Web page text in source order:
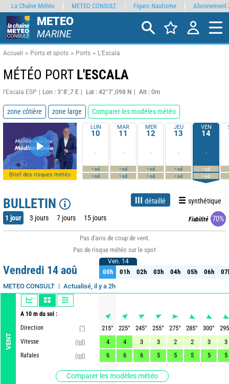
METEO
MARINE
Accueil Ports et spots Ports L'Escala
MÉTÉO PORT L'ESCALA
l'Escala ESP Lon : 3°8’,7 E Lat : 42°7’,098 N Alt : 0m
zone côtière zone large Comparer les modèles météo
Brief des risques météo
LUN
10
-
-nd
-nd
MAR
11
-
-nd
-nd
MER
12
-
-nd
-nd
JEU
13
-
-nd
-nd
VEN
14
-
-nd
-nd
BULLETIN détaillé synthétique
1 jour 3 jours 7 jours 15 jours Fiabilité 70%
Pas d'avis de coup de vent.
Pas de risque météo sur le spot
Vendredi 14 aoû
METEO CONSULT Actualisé, il y a 2h
VENT
A 10 m du sol :
Direction
(°)
Vitesse
(nd)
Rafales
(nd)
Comparer les modèles météo
Ven. 14
00h 01h 02h 03h 04h 05h 06h
Ven. 14
00h 01h 02h 03h 04h 05h 06h
215° 225° 245° 255° 275° 285° 300°
295
4
4 3 3 2 2 3
3
6
6 6 5 5 5 5 5
La Chaîne Météo METEO CONSULT Figaro Nautisme Abonnement